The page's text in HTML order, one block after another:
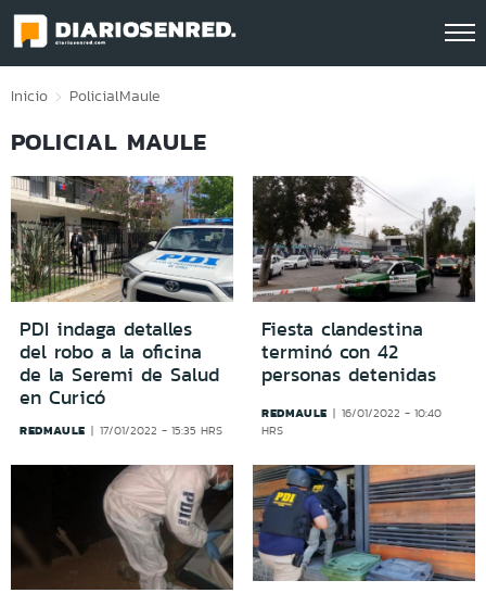
Click acá para ir directamente al contenido
Inicio PolicialMaule
POLICIAL MAULE
PDI indaga detalles
del robo a la oficina
de la Seremi de Salud
en Curicó
REDMAULE 17/01/2022 - 15:35 HRS
Fiesta clandestina
terminó con 42
personas detenidas
REDMAULE
16/01/2022 - 10:40
HRS